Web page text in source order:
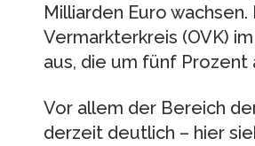
Milliarden Euro
Vermarkterkreis (OVK)
aus, die um fünf Prozent
Vor allem der Bereich
derzeit deutlich – hier